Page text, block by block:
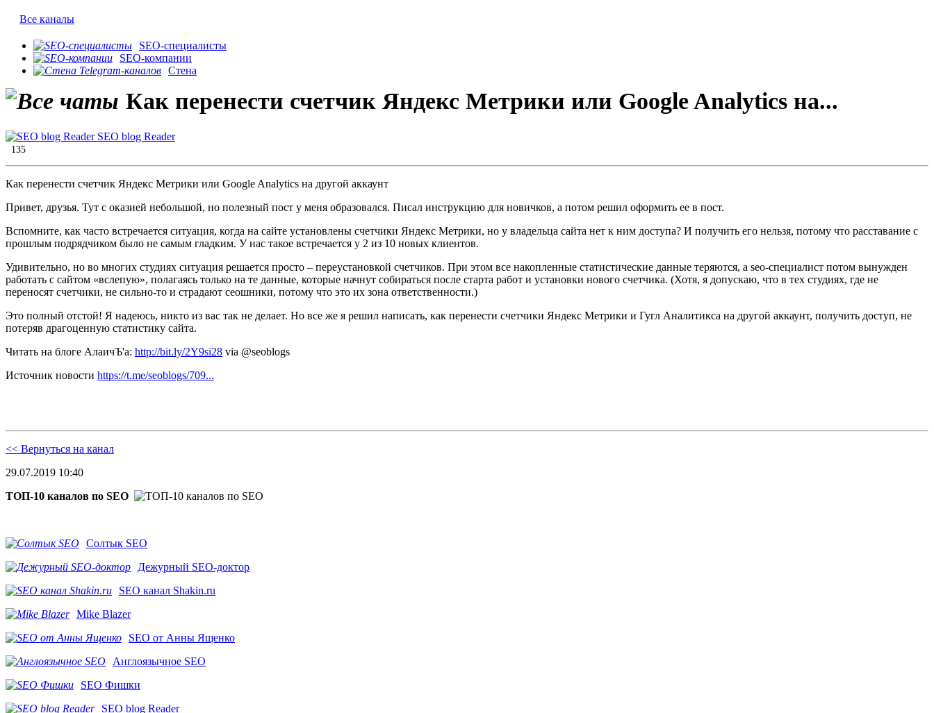
Все каналы
SEO-специалисты
SEO-компании
Стена
Как перенести счетчик Яндекс Метрики или Google Analytics на...
SEO blog Reader
135
Как перенести счетчик Яндекс Метрики или Google Analytics на другой аккаунт
Привет, друзья. Тут с оказией небольшой, но полезный пост у меня образовался. Писал инструкцию для новичков, а потом решил оформить ее в пост.
Вспомните, как часто встречается ситуация, когда на сайте установлены счетчики Яндекс Метрики, но у владельца сайта нет к ним доступа? И получить его нельзя, потому что расставание с
прошлым подрядчиком было не самым гладким. У нас такое встречается у 2 из 10 новых клиентов.
Удивительно, но во многих студиях ситуация решается просто – переустановкой счетчиков. При этом все накопленные статистические данные теряются, а seo-специалист потом вынужден
работать с сайтом «вслепую», полагаясь только на те данные, которые начнут собираться после старта работ и установки нового счетчика. (Хотя, я допускаю, что в тех студиях, где не
переносят счетчики, не сильно-то и страдают сеошники, потому что это их зона ответственности.)
Это полный отстой! Я надеюсь, никто из вас так не делает. Но все же я решил написать, как перенести счетчики Яндекс Метрики и Гугл Аналитикса на другой аккаунт, получить доступ, не
потеряв драгоценную статистику сайта.
Читать на блоге АлаичЪ'а: http://bit.ly/2Y9si28 via @seoblogs
Источник новости https://t.me/seoblogs/709...
<< Вернуться на канал
29.07.2019 10:40
ТОП-10 каналов по SEO
Солтык SEO
Дежурный SEO-доктор
SEO канал Shakin.ru
Mike Blazer
SEO от Анны Ященко
Англоязычное SEO
SEO Фишки
SEO blog Reader